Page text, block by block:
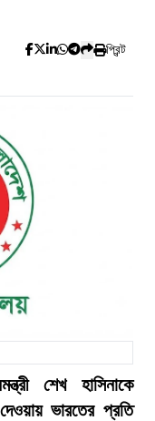
প্রিন্ট
শেখ হাসিনাকে
ভারতের প্রতি